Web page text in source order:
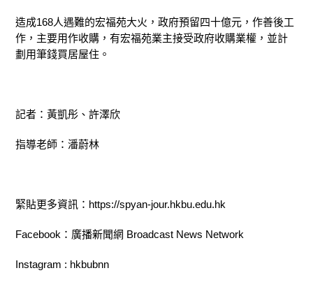
造成168人遇難的宏福苑大火，政府預留四十億元，作善後工
作，主要用作收購，有宏福苑業主接受政府收購業權，並計
劃用筆錢買居屋住。
記者：黃凱彤、許澤欣
指導老師：潘蔚林
緊貼更多資訊：https://spyan-jour.hkbu.edu.hk
Facebook：廣播新聞網 Broadcast News Network
Instagram : hkbubnn